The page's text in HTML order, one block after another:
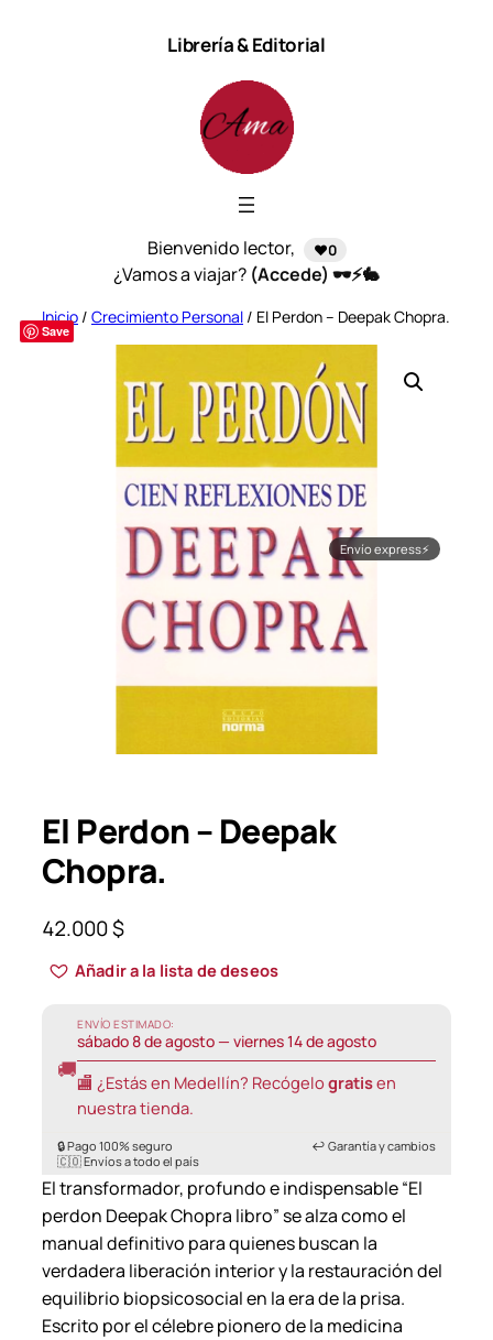
Librería & Editorial
Bienvenido lector, ❤️0
¿Vamos a viajar? (Accede) 🕶️⚡🐇
Save
Inicio / Crecimiento Personal / El Perdon – Deepak Chopra.
Envío express⚡
El Perdon – Deepak
Chopra.
42.000$
Añadir a la lista de deseos
🚚
ENVÍO ESTIMADO:
sábado 8 de agosto — viernes 14 de agosto
🏬 ¿Estás en Medellín? Recógelo gratisen
nuestra tienda.
🔒 Pago 100% seguro
↩️ Garantía y cambios
🇨🇴 Envíos a todo el país
El transformador, profundo e indispensable “El
perdon Deepak Chopra libro” se alza como el
manual definitivo para quienes buscan la
verdadera liberación interior y la restauración del
equilibrio biopsicosocial en la era de la prisa.
Escrito por el célebre pionero de la medicina